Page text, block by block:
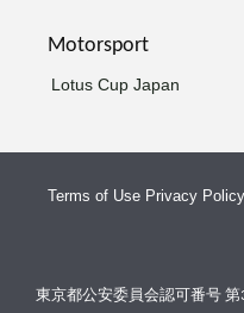
Motorsport
Lotus Cup Japan
Terms of Use Privacy Policy
東京都公安委員会認可番号